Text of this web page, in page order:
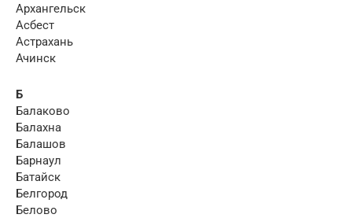
Архангельск
Асбест
Астрахань
Ачинск
Б
Балаково
Балахна
Балашов
Барнаул
Батайск
Белгород
Белово